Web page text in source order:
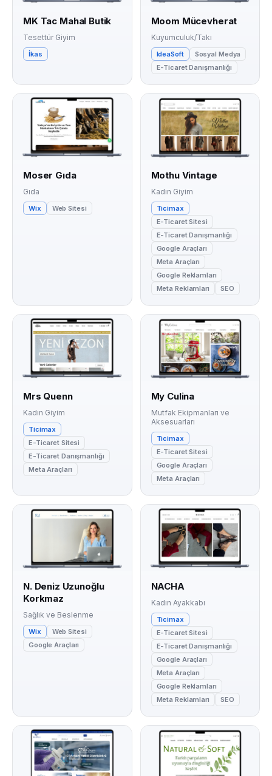
MK Tac Mahal Butik
Tesettür Giyim
İkas
Moom Mücevherat
Kuyumculuk/Takı
IdeaSoft
Sosyal Medya
E-Ticaret Danışmanlığı
Moser Gıda
Gıda
Wix Web Sitesi
Mothu Vintage
Kadın Giyim
Ticimax
E-Ticaret Sitesi
E-Ticaret Danışmanlığı
Google Araçları
Meta Araçları
Google Reklamları
Meta Reklamları
SEO
Mrs Quenn
Kadın Giyim
Ticimax
E-Ticaret Sitesi
E-Ticaret Danışmanlığı
Meta Araçları
My Culina
Mutfak Ekipmanları ve
Aksesuarları
Ticimax
E-Ticaret Sitesi
Google Araçları
Meta Araçları
N. Deniz Uzunoğlu
Korkmaz
Sağlık ve Beslenme
Wix
Web Sitesi
Google Araçları
NACHA
Kadın Ayakkabı
Ticimax
E-Ticaret Sitesi
E-Ticaret Danışmanlığı
Google Araçları
Meta Araçları
Google Reklamları
Meta Reklamları
SEO